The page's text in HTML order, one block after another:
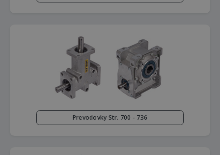
Prevodovky Str. 700 - 736